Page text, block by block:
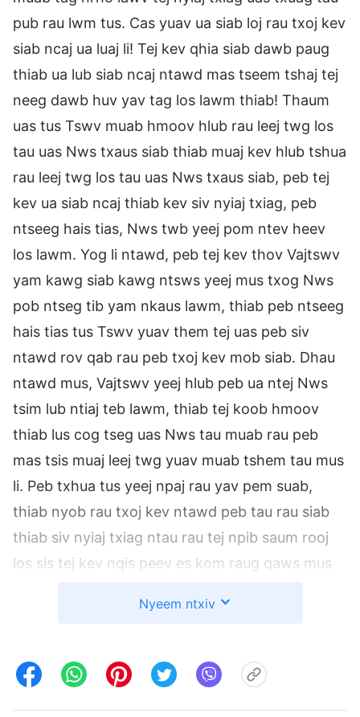
pub rau lwm tus. Cas yuav ua siab loj rau txoj kev
siab ncaj ua luaj li! Tej kev qhia siab dawb paug
thiab ua lub siab ncaj ntawd mas tseem tshaj tej
neeg dawb huv yav tag los lawm thiab! Thaum
uas tus Tswv muab hmoov hlub rau leej twg los
tau uas Nws txaus siab thiab muaj kev hlub tshua
rau leej twg los tau uas Nws txaus siab, peb tej
kev ua siab ncaj thiab kev siv nyiaj txiag, peb
ntseeg hais tias, Nws twb yeej pom ntev heev
los lawm. Yog li ntawd, peb tej kev thov Vajtswv
yam kawg siab kawg ntsws yeej mus txog Nws
pob ntseg tib yam nkaus lawm, thiab peb ntseeg
hais tias tus Tswv yuav them tej uas peb siv
ntawd rov qab rau peb txoj kev mob siab. Dhau
ntawd mus, Vajtswv yeej hlub peb ua ntej Nws
tsim lub ntiaj teb lawm, thiab tej koob hmoov
thiab lus cog tseg uas Nws tau muab rau peb
mas tsis muaj leej twg yuav muab tshem tau mus
li. Peb txhua tus yeej npaj rau yav pem suab,
thiab nyob rau txoj kev ntawd peb tau rau siab
thiab siv nyiaj txiag ntau rau tej npib saum rooj
los sis tej kev nqis peev es kom raug qaws mus
ntawd, peb tau yam tsis ua xyem xyav hlo li,
yav pem suab, los kav tag nrho txhua lub teb
chaws thiab txhua haiv neeg los sis los kav li ib
Nyeem ntxiv